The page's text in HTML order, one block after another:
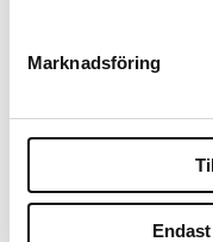
Marknadsföring
7 juli
polisen